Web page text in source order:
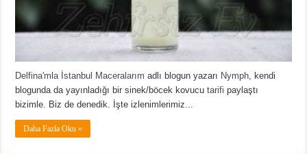
Delfina'mla İstanbul Maceralarım adlı blogun yazarı Nymph, kendi
blogunda da yayınladığı bir sinek/böcek kovucutarifi paylaştı
bizimle. Biz de denedik. İşte izlenimlerimiz...
Daha Fazla Oku »